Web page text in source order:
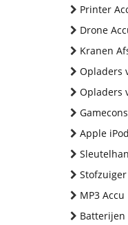
Printer
Drone
Kranen
Opladers
Opladers
Apple
MP3 Accu